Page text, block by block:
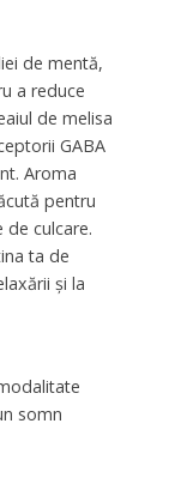
de mentă,
a reduce
de melisa
GABA
Aroma
pentru
de culcare.
ta de
și la
somn